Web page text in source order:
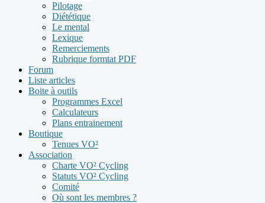
Pilotage
Diététique
Le mental
Lexique
Remerciements
Rubrique formtat PDF
Forum
Liste articles
Boite à outils
Programmes Excel
Calculateurs
Plans entrainement
Boutique
Tenues VO²
Association
Charte VO² Cycling
Statuts VO² Cycling
Comité
Où sont les membres ?